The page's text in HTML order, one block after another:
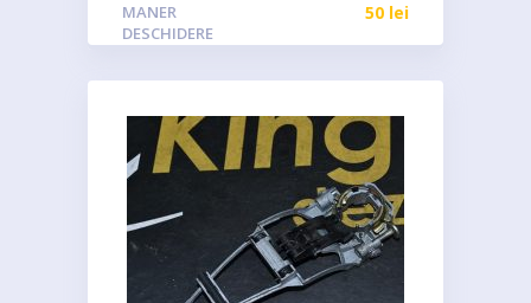
MANER
DESCHIDERE
50 lei